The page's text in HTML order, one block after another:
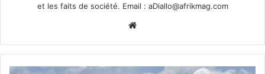
et les faits de société. Email : aDiallo@afrikmag.com